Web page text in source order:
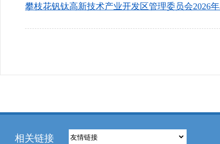
攀枝花钒钛高新技术产业开发区管理委员会2026
相关链接